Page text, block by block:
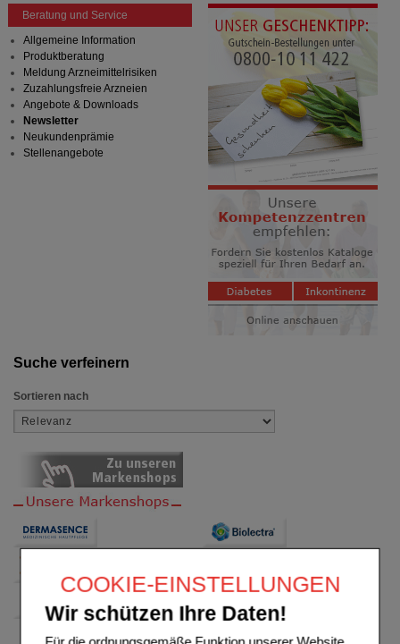
COOKIE-EINSTELLUNGEN
Wir schützen Ihre Daten!
Suche verfeinern
Sortieren nach
Beratung und Service
Allgemeine Information
Produktberatung
Meldung Arzneimittelrisiken
Zuzahlungsfreie Arzneien
Angebote & Downloads
Newsletter
Neukundenprämie
Stellenangebote